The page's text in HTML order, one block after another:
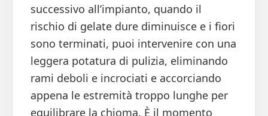
successivo all’impianto, quando il
rischio di gelate dure diminuisce e i fiori
sono terminati, puoi intervenire con una
leggera potatura di pulizia, eliminando
rami deboli e incrociati e accorciando
appena le estremità troppo lunghe per
equilibrare la chioma. È il momento